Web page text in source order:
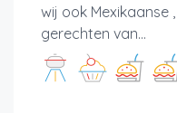
wij ook Mexikaanse
gerechten van...